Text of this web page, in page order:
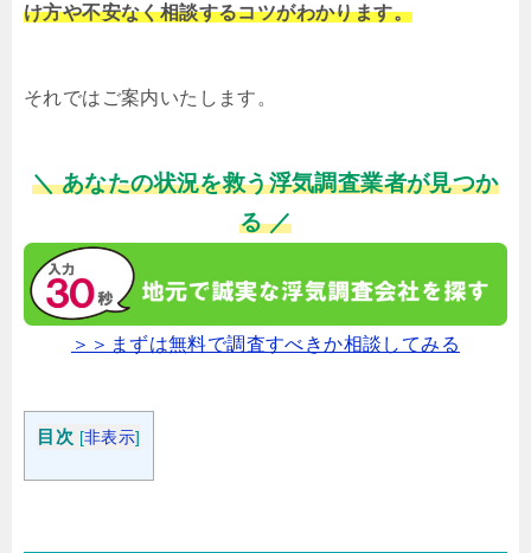
け方や不安なく相談するコツがわかります。
それではご案内いたします。
＼ あなたの状況を救う浮気調査業者が見つか
る ／
＞＞まずは無料で調査すべきか相談してみる
目次 [非表示]